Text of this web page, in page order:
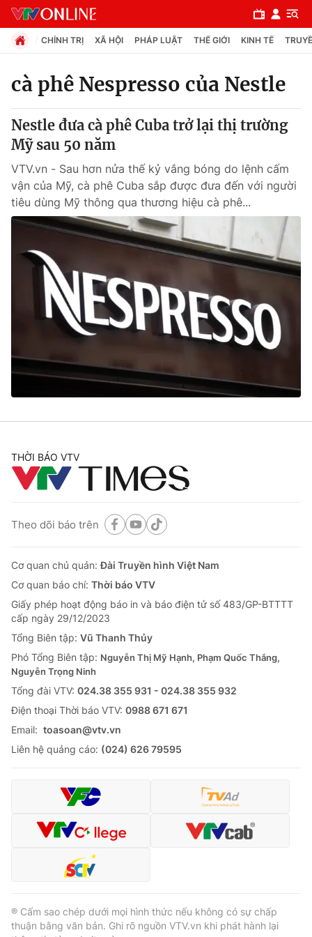
Chuyên mục
Chính trị
Xã hội
Pháp luật
Y tế
Thế giới
Thế giới đó đây
Câu chuyện quốc tế
Tài chính
Thị trường
Góc doanh nghiệp
Dữ liệu và đời sống
Truyền hình
Phim VTV
Hậu trường
Giải sao mai
Giải trí
Điện ảnh
Âm nhạc
Du lịch
Làm đẹp
Chất lượng cuộc sống
Tuyển sinh
Học trực tuyến
Công nghệ
Hitech Công nghệ tương lai
Sản phẩm
Thị trường
Tư vấn
Giao lưu trực tuyến
Lịch phát sóng
Chuyên mục khác
Emagazine Podcast
Video Shorts video
VTV Money
VTV Sức khoẻ Bất động sản
CHÍNH TRỊ XÃ HỘI PHÁP LUẬT THẾ GIỚI KINH TẾ
cà phê Nespresso của Nestle
Nestle đưa cà phê Cuba trở lại thị trường
Mỹ sau 50 năm
VTV.vn - Sau hơn nửa thế kỷ vắng bóng do lệnh cấm
vận của Mỹ, cà phê Cuba sắp được đưa đến với người
tiêu dùng Mỹ thông qua thương hiệu cà phê...
THỜI BÁO VTV
Theo dõi báo trên
Cơ quan chủ quản:Đài Truyền hình Việt Nam
Cơ quan báo chí: Thời báo VTV
Giấy phép hoạt động báo in và báo điện tử số 483/GP-BTTTT
cấp ngày 29/12/2023
Tổng Biên tập: Vũ Thanh Thủy
Phó Tổng Biên tập: Nguyễn Thị Mỹ Hạnh, Phạm Quốc Thắng,
Nguyễn Trọng Ninh
Tổng đài VTV: 024.38 355 931 - 024.38 355 932
Ðiện thoại Thời báo VTV: 0988 671 671
Email: toasoan@vtv.vn
Liên hệ quảng cáo: (024) 626 79595
® Cấm sao chép dưới mọi hình thức nếu không có sự chấp
thuận bằng văn bản. Ghi rõ nguồn VTV.vn khi phát hành lại